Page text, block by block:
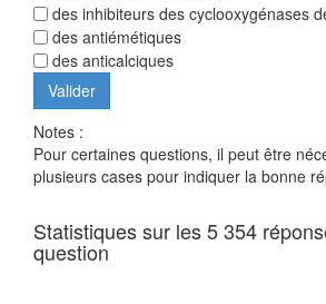
des inhibiteurs des cyclooxygénases
des antiémétiques
des anticalciques
Notes :
Pour certaines questions, il peut être
plusieurs cases pour indiquer la bonne
Statistiques sur les 5 354
question